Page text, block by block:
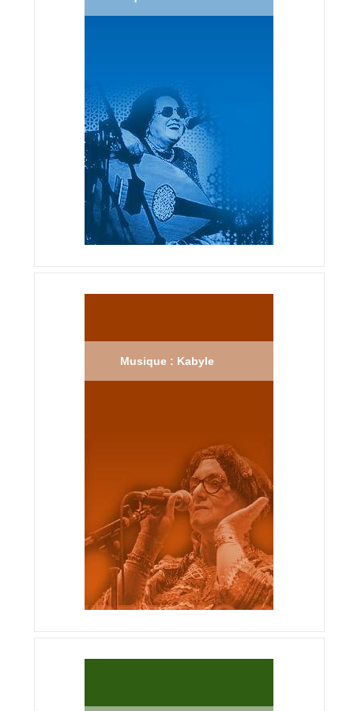
Musique : Kabyle